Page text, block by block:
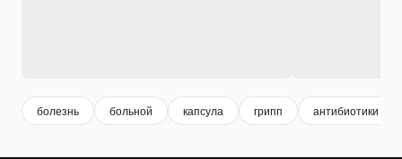
болезнь больной капсула грипп антибиотики